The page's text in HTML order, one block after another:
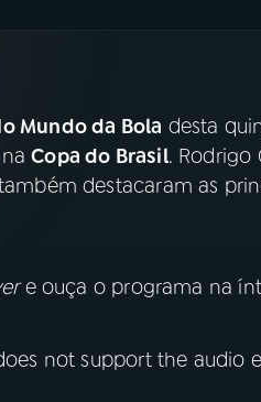
Facebook
X
Mundo da Bola desta
naCopa do Brasil. Rodrigo
destacaram as
e ouça o programa na
not support the audio